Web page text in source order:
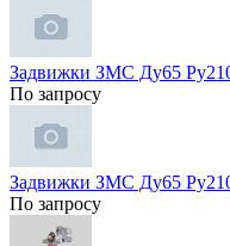
Задвижки ЗМС Ду65
По запросу
Задвижки ЗМС Ду65
По запросу